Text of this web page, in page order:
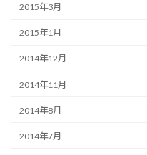
2015年3月
2015年1月
2014年12月
2014年11月
2014年8月
2014年7月